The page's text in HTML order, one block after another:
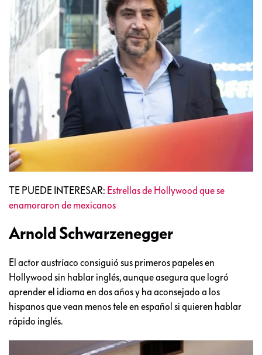
TE PUEDE INTERESAR: Estrellas de Hollywood que se
enamoraron de mexicanos
Arnold Schwarzenegger
El actor austríaco consiguió sus primeros papeles en
Hollywood sin hablar inglés, aunque asegura que logró
aprender el idioma en dos años y ha aconsejado a los
hispanos que vean menos tele en español si quieren hablar
rápido inglés.